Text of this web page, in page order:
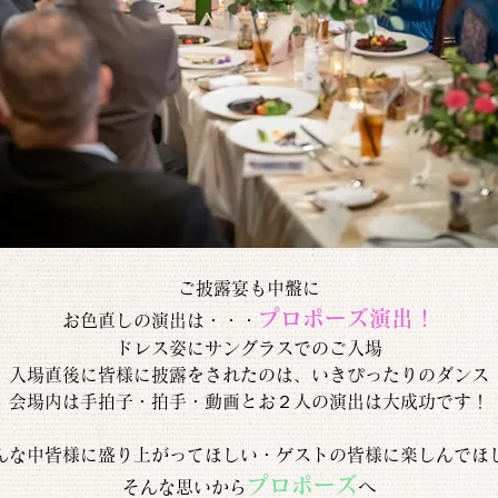
ご披露宴も中盤に
お色直しの演出は・・・ プロポーズ演出！
ドレス姿にサングラスでのご入場
入場直後に皆様に披露をされたのは、いきぴったりのダンス
会場内は手拍子・拍手・動画とお２人の演出は大成功です！
な中皆様に盛り上がってほしい・ゲストの皆様に楽しんでほ
そんな思いから プロポーズへ